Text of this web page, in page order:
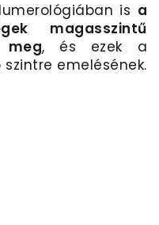
is a
magasszintű
meg, és ezek a
emelésének.